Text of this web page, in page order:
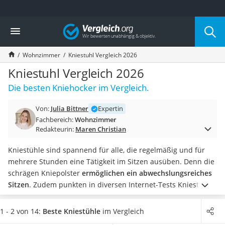
Die beliebtesten Vergleiche nach Kategorie
Wohnen
Matratzen-Topper
Matratzen
Konferenzlautsprecher
Tageslichtlampe
Badlüfter
Bürohocker
Außenleuchte mit Kamera
Akku-Tischlampe
Konferenzmikrofon
Klappmatratze
Duschkopf mit Kalkfilter
Aktenvernichter Sicherheitsstufe 4
Bettgitter
Vergleich
Wohnzimmer Kniestuhl Vergleich 2026
Kniestuhl Vergleich 2026
Die besten Kniehocker im Vergleich.
Von: Julia Bittner
Expertin
Fachbereich:Wohnzimmer
Redakteurin: Maren Christian
Kniestühle sind spannend für alle, die regelmäßig und für
mehrere Stunden eine Tätigkeit im Sitzen ausüben. Denn die
schrägen Kniepolster ermöglichen ein abwechslungsreiches
Sitzen. Zudem punkten in diversen Internet-Tests Kniestuhl-
Modelle mit Rückenlehne. In unserer Vergleichstabelle finden
Sie Kniestühle in zahlreichen Varianten. Darunter auch
1 - 2 von 14: Beste Kniestühle im Vergleich